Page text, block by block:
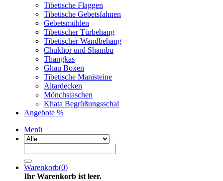
Tibetische Flaggen
Tibetische Gebetsfahnen
Gebetsmühlen
Tibetischer Türbehang
Tibetischer Wandbehang
Chukhor und Shambu
Thangkas
Ghau Boxen
Tibetische Manisteine
Altardecken
Mönchstaschen
Khata Begrüßungsschal
Angebote %
Menü
Warenkorb(0)
Ihr Warenkorb ist leer.